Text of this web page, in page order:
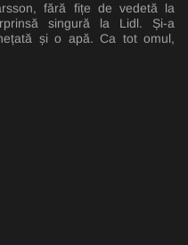
fără fițe de vedetă la
singură la Lidl. Și-a
și o apă. Ca tot omul,